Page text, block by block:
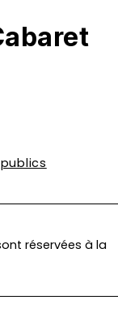
réservées à la